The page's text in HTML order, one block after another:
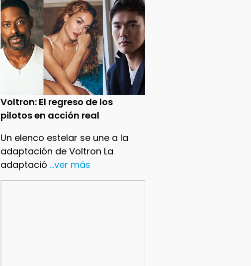
Voltron: El regreso de los
pilotos en acción real
Un elenco estelar se une a la
adaptación de Voltron La
adaptació ...ver más